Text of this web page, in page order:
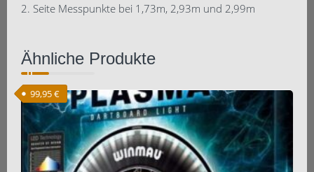
2. Seite Messpunkte bei 1,73m, 2,93m und 2,99m
Ähnliche Produkte
99,95€